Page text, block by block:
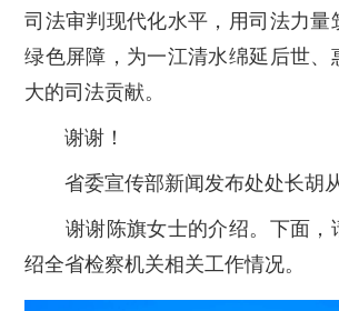
司法审判现代化水平，用司法力量
绿色屏障，为一江清水绵延后世、
大的司法贡献。
谢谢！
省委宣传部新闻发布处处长胡
谢谢陈旗女士的介绍。下面，
绍全省检察机关相关工作情况。